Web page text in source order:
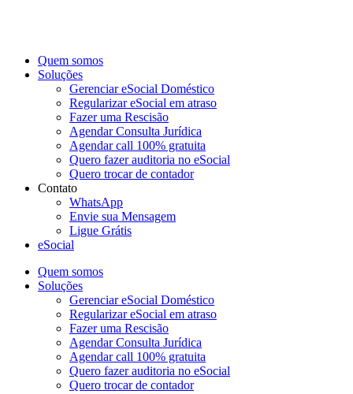
Quem somos
Soluções
Gerenciar eSocial Doméstico
Regularizar eSocial em atraso
Fazer uma Rescisão
Agendar Consulta Jurídica
Agendar call 100% gratuita
Quero fazer auditoria no eSocial
Quero trocar de contador
Contato
WhatsApp
Envie sua Mensagem
Ligue Grátis
eSocial
Quem somos
Soluções
Gerenciar eSocial Doméstico
Regularizar eSocial em atraso
Fazer uma Rescisão
Agendar Consulta Jurídica
Agendar call 100% gratuita
Quero fazer auditoria no eSocial
Quero trocar de contador